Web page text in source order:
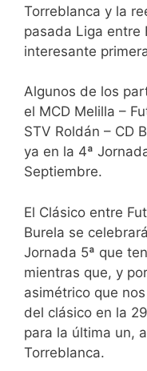
Torreblanca y la
pasada Liga entre
interesante
Algunos de los
el MCD Melilla –
STV Roldán – CD
ya en la 4ª
Septiembre.
El Clásico entre
Burela se
Jornada 5ª que
mientras que, y
asimétrico que
del clásico en la
para la última un,
Torreblanca.